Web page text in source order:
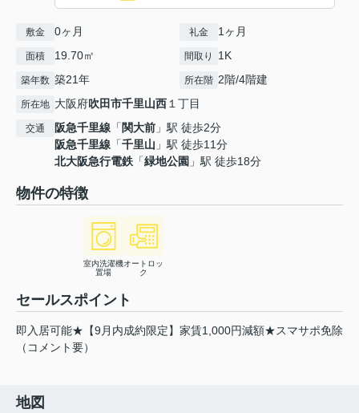
敷金 0ヶ月 礼金 1ヶ月
面積 19.70㎡ 間取り 1K
築年数 築21年 所在階 2階/4階建
所在地 大阪府吹田市千里山西１丁目
交通 阪急千里線 「 関大前 」駅 徒歩2分
阪急千里線 「千里山 」駅 徒歩11分
北大阪急行電鉄 「緑地公園 」駅 徒歩18分
物件の特徴
室内洗濯機
置場
オートロッ
ク
セールスポイント
即入居可能★【9月内成約限定】家賃1,000円減額★スマサポ免除
（コメント要）
地図